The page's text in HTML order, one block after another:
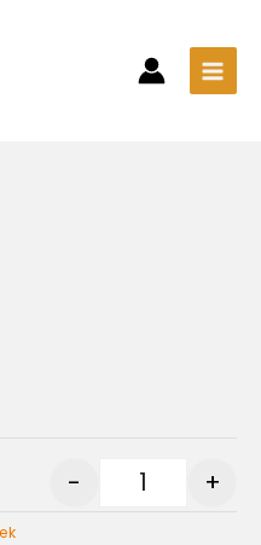
- +